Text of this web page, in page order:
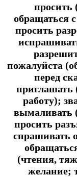
просить
обращаться
просить
пожалуйста
перед
приглашать
работу);
вымаливать
просить
спрашивать
(чтения,
желание;